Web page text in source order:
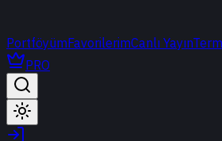
PortföyümFavorilerimCanlı Yayın
PRO